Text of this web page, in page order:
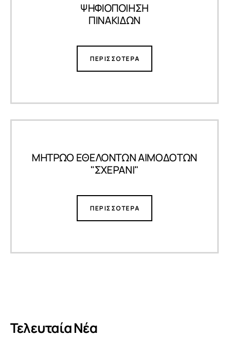
ΨΗΦΙΟΠΟΙΗΣΗ
ΠΙΝΑΚΙΔΩΝ
ΠΕΡΙΣΣΟΤΕΡΑ
ΜΗΤΡΩΟ ΕΘΕΛΟΝΤΩΝ ΑΙΜΟΔΟΤΩΝ
"ΣΧΕΡΑΝΙ"
ΠΕΡΙΣΣΟΤΕΡΑ
Τελευταία Νέα